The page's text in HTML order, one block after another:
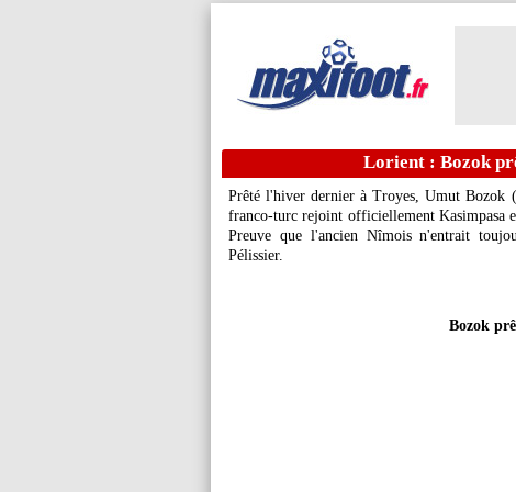
Lorient : Bozok
Prêté l'hiver dernier à Troyes, Umut Bozok
franco-turc rejoint officiellement Kasimpasa
Preuve que l'ancien Nîmois n'entrait
Pélissier.
Bozok